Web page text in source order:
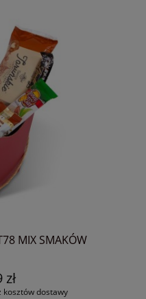
MIX SMAKÓW
kosztów dostawy